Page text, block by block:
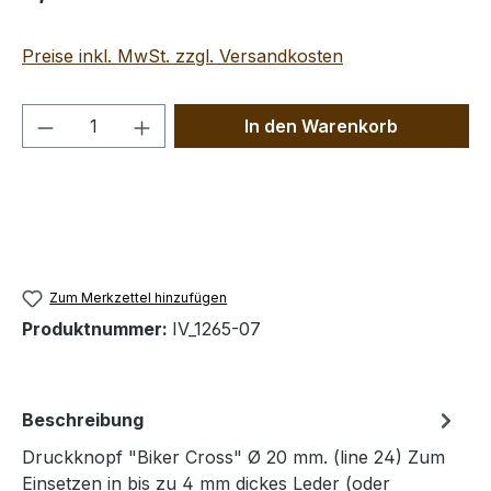
Preise inkl. MwSt. zzgl. Versandkosten
Produkt Anzahl: Gib denIn den Warenkorb
Zum Merkzettel hinzufügen
Produktnummer: IV_1265-07
Beschreibung
Druckknopf "Biker Cross" Ø 20 mm. (line 24) Zum
Einsetzen in bis zu 4 mm dickes Leder (oder